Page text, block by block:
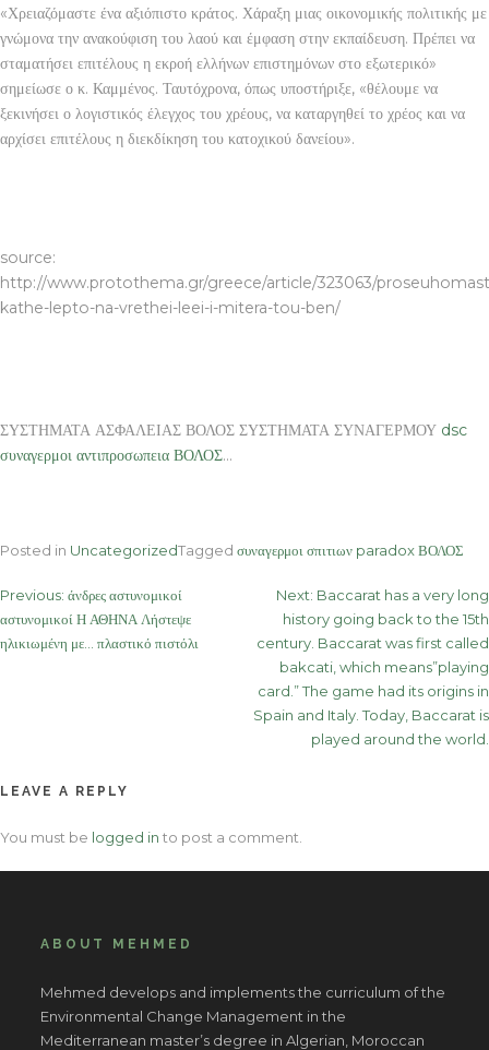
«Χρειαζόμαστε ένα αξιόπιστο κράτος. Χάραξη μιας οικονομικής πολιτικής με
γνώμονα την ανακούφιση του λαού και έμφαση στην εκπαίδευση. Πρέπει να
σταματήσει επιτέλους η εκροή ελλήνων επιστημόνων στο εξωτερικό»
σημείωσε ο κ. Καμμένος. Ταυτόχρονα, όπως υποστήριξε, «θέλουμε να
ξεκινήσει ο λογιστικός έλεγχος του χρέους, να καταργηθεί το χρέος και να
αρχίσει επιτέλους η διεκδίκηση του κατοχικού δανείου».
source:
http://www.protothema.gr/greece/article/323063/
kathe-lepto-na-vrethei-leei-i-mitera-tou-ben/
ΣΥΣΤΗΜΑΤΑ ΑΣΦΑΛΕΙΑΣ ΒΟΛΟΣ ΣΥΣΤΗΜΑΤΑ ΣΥΝΑΓΕΡΜΟΥ dsc
συναγερμοι αντιπροσωπεια ΒΟΛΟΣ…
Posted in UncategorizedTagged συναγερμοι σπιτιων paradox ΒΟΛΟΣ
Post
navigation
Previous: άνδρες αστυνομικοί
αστυνομικοί Η ΑΘΗΝΑ Λήστεψε
ηλικιωμένη με… πλαστικό πιστόλι
Next: Baccarat has a very long
history going back to the 15th
century. Baccarat was first called
bakcati, which means”playing
card.” The game had its origins in
Spain and Italy. Today, Baccarat is
played around the world.
LEAVE A REPLY
You must be logged in to post a comment.
ABOUT MEHMED
Mehmed develops and implements the curriculum of the
Environmental Change Management in the
Mediterranean master’s degree in Algerian, Moroccan